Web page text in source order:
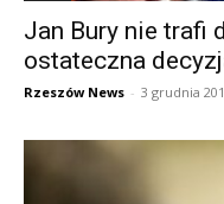
Jan Bury nie trafi
ostateczna
Rzeszów News - 3 grudnia